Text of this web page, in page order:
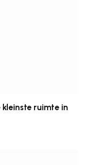
ruimte in